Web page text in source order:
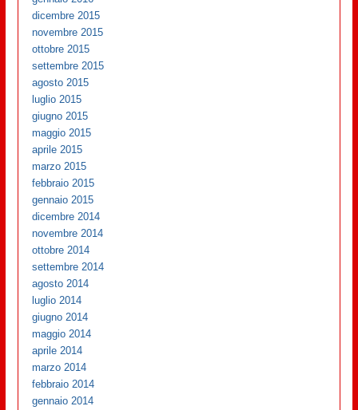
dicembre 2015
novembre 2015
ottobre 2015
settembre 2015
agosto 2015
luglio 2015
giugno 2015
maggio 2015
aprile 2015
marzo 2015
febbraio 2015
gennaio 2015
dicembre 2014
novembre 2014
ottobre 2014
settembre 2014
agosto 2014
luglio 2014
giugno 2014
maggio 2014
aprile 2014
marzo 2014
febbraio 2014
gennaio 2014